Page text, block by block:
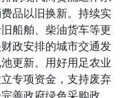
品以旧换新。持续实
船舶、柴油货车等更
政安排的城市交通发
更新。用好用足农业
专项资金，支持废弃